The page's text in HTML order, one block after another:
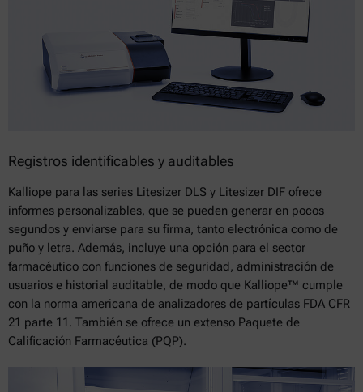
Registros identificables y auditables
Kalliope para las series Litesizer DLS y Litesizer DIF ofrece
informes personalizables, que se pueden generar en pocos
segundos y enviarse para su firma, tanto electrónica como de
puño y letra. Además, incluye una opción para el sector
farmacéutico con funciones de seguridad, administración de
usuarios e historial auditable, de modo que Kalliope™ cumple
con la norma americana de analizadores de partículas FDA CFR
21 parte 11. También se ofrece un extenso Paquete de
Calificación Farmacéutica (PQP).